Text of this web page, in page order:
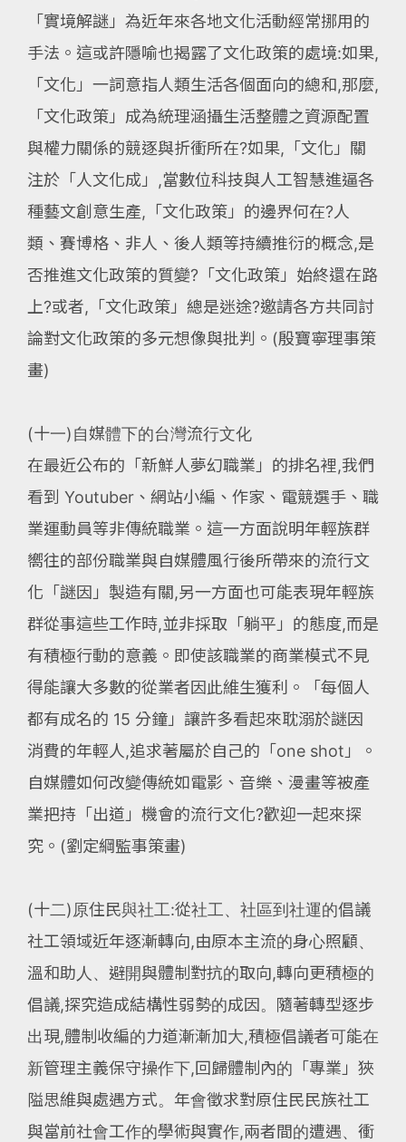
「實境解謎」為近年來各地文化活動經常挪用的
手法。這或許隱喻也揭露了文化政策的處境:如果,
「文化」一詞意指人類生活各個面向的總和,那麼,
「文化政策」成為統理涵攝生活整體之資源配置
與權力關係的競逐與折衝所在?如果,「文化」關
注於「人文化成」,當數位科技與人工智慧進逼各
種藝文創意生產,「文化政策」的邊界何在?人
類、賽博格、非人、後人類等持續推衍的概念,是
否推進文化政策的質變?「文化政策」始終還在路
上?或者,「文化政策」總是迷途?邀請各方共同討
論對文化政策的多元想像與批判。(殷寶寧理事策
畫)
(十一)自媒體下的台灣流行文化
在最近公布的「新鮮人夢幻職業」的排名裡,我們
看到 Youtuber、網站小編、作家、電競選手、職
業運動員等非傳統職業。這一方面說明年輕族群
嚮往的部份職業與自媒體風行後所帶來的流行文
化「謎因」製造有關,另一方面也可能表現年輕族
群從事這些工作時,並非採取「躺平」的態度,而是
有積極行動的意義。即使該職業的商業模式不見
得能讓大多數的從業者因此維生獲利。「每個人
都有成名的 15 分鐘」讓許多看起來耽溺於謎因
消費的年輕人,追求著屬於自己的「one shot」。
自媒體如何改變傳統如電影、音樂、漫畫等被產
業把持「出道」機會的流行文化?歡迎一起來探
究。(劉定綱監事策畫)
(十二)原住民與社工:從社工、社區到社運的倡議
社工領域近年逐漸轉向,由原本主流的身心照顧、
溫和助人、避開與體制對抗的取向,轉向更積極的
倡議,探究造成結構性弱勢的成因。隨著轉型逐步
出現,體制收編的力道漸漸加大,積極倡議者可能在
新管理主義保守操作下,回歸體制內的「專業」狹
隘思維與處遇方式。年會徵求對原住民民族社工
與當前社會工作的學術與實作,兩者間的遭遇、衝